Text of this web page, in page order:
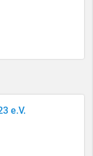
e.V.